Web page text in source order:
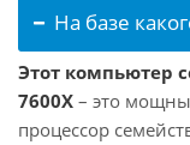
На базе
Этот компьютер
7600X – это
процессор